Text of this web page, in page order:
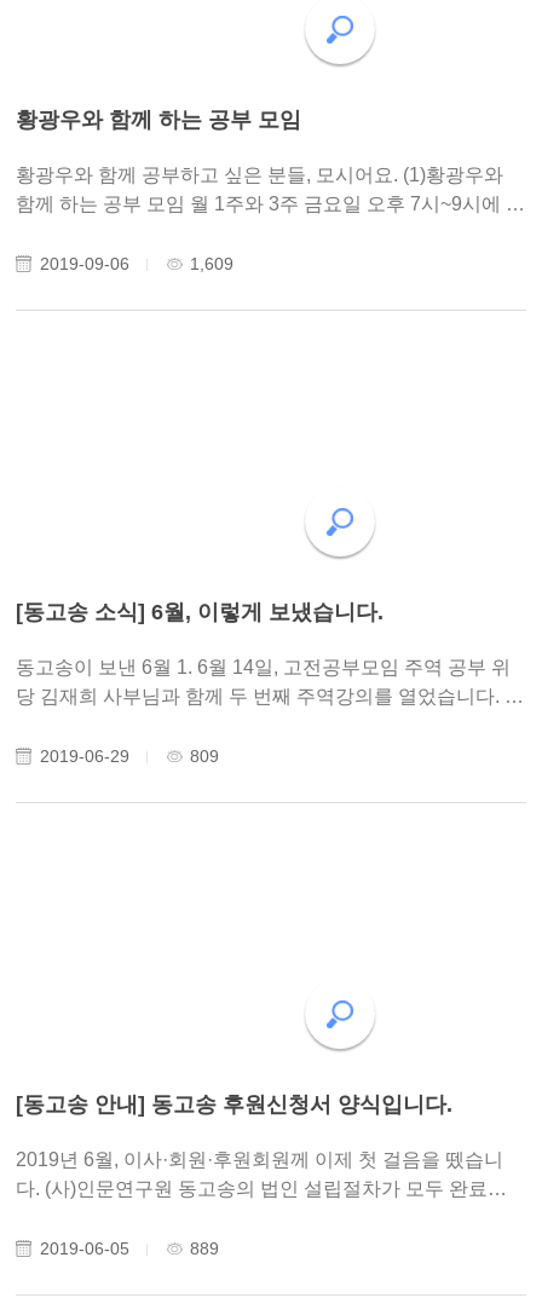
황광우와 함께 하는 공부 모임
황광우와 함께 공부하고 싶은 분들, 모시어요. (1)황광우와
함께 하는 공부 모임 월 1주와 3주 금요일 오후 7시~9시에 공
2교시엔 황광우와 함께 주역도 읽고, 소크라테스의 변론도
2019-09-06 1,609
[동고송 소식] 6월, 이렇게 보냈습니다.
동고송이 보낸 6월 1. 6월 14일, 고전공부모임 주역 공부 위
당 김재희 사부님과 함께 두 번째 주역강의를 열었습니다. 모
개를 준비해오셨습니다. 점을 치는 원리와 방법, 주역의 구성
2019-06-29 809
[동고송 안내] 동고송 후원신청서 양식입니다.
2019년 6월, 이사·회원·후원회원께 이제 첫 걸음을 뗐습니
다. (사)인문연구원 동고송의 법인 설립절차가 모두 완료되
린 후원으로 운영되고 있습니다. CMS는 금융결제원을 통해
2019-06-05 889